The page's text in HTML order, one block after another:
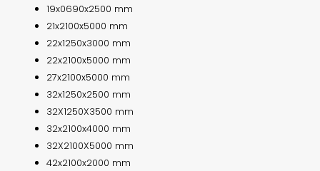
19x0690x2500 mm
21x2100x5000 mm
22x1250x3000 mm
22x2100x5000 mm
27x2100x5000 mm
32x1250x2500 mm
32X1250X3500 mm
32x2100x4000 mm
32X2100X5000 mm
42x2100x2000 mm